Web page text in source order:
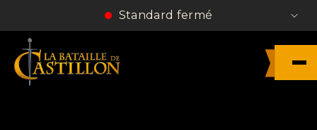
Standard fermé